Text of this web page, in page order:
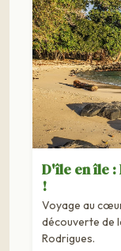
D'île en île
!
Voyage au
découverte de
Rodrigues.